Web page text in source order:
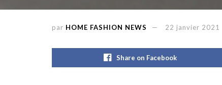
par HOME FASHION NEWS 22 janvier 2021
Share on Facebook